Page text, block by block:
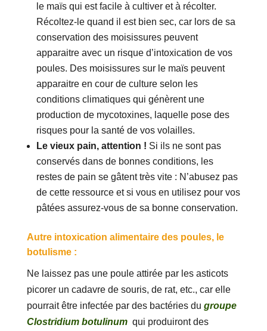
le maïs qui est facile à cultiver et à récolter.
Récoltez-le quand il est bien sec, car lors de sa
conservation des moisissures peuvent
apparaitre avec un risque d’intoxication de vos
poules. Des moisissures sur le maïs peuvent
apparaitre en cour de culture selon les
conditions climatiques qui génèrent une
production de mycotoxines, laquelle pose des
risques pour la santé de vos volailles.
Le vieux pain, attention ! Si ils ne sont pas
conservés dans de bonnes conditions, les
restes de pain se gâtent très vite : N’abusez pas
de cette ressource et si vous en utilisez pour vos
pâtées assurez-vous de sa bonne conservation.
Autre intoxication alimentaire des poules, le
botulisme :
Ne laissez pas une poule attirée par les asticots
picorer un cadavre de souris, de rat, etc., car elle
pourrait être infectée par des bactéries du groupe
Clostridium botulinumqui produiront des